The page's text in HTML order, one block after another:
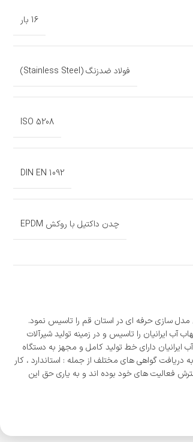
16 بار
فولاد ضد‌زنگ (Stainless Steel)
ISO 5208
DIN EN 1092
چدن داکتیل با روکش EPDM
از سال 1367 فعالیت صنعتی خود را آغاز کرد. ابتدا در شرکت کامراد در قسمت مدل سازی قبول خدمت نمود، بعد از 5 سال فعالیت در سال 1371 اولین مدل سازی حرفه ای در استان قم را تاسیس نمود.
به نسل آینده بود و در ضمن فعالیت های صنعتی خود به تدریس در هنرستان های استان می پرداختند. آقای ذبیح اله بیکی در سال 1377 شرکت مهاب آب ایرانیان را تاسیس و در زمینه تولید شیرآلات
گونه ای که دارای 21 نوع محصول از سایز 50 الی 400 میلیمتر می باشد. شرکت مهاب آب ایرانیان دارای خط تولید کامل و مجهز به دستگاه
گواهی های مختلف از جمله : استاندارد ، کار
فعالیت های خود بوده اند و به یاری حق این